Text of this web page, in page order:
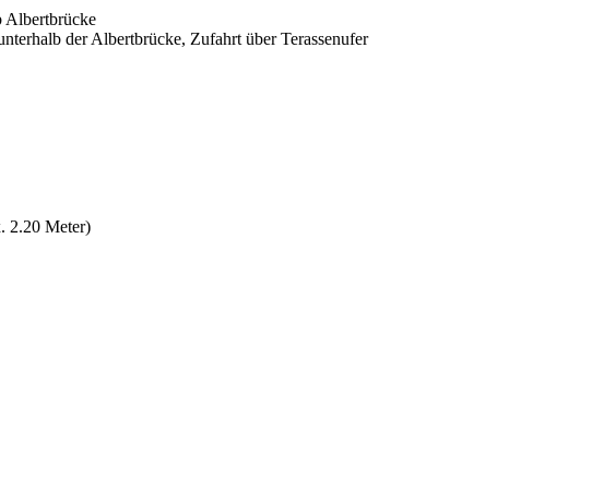
Albertbrücke
der Albertbrücke, Zufahrt über Terassenufer
2.20 Meter)